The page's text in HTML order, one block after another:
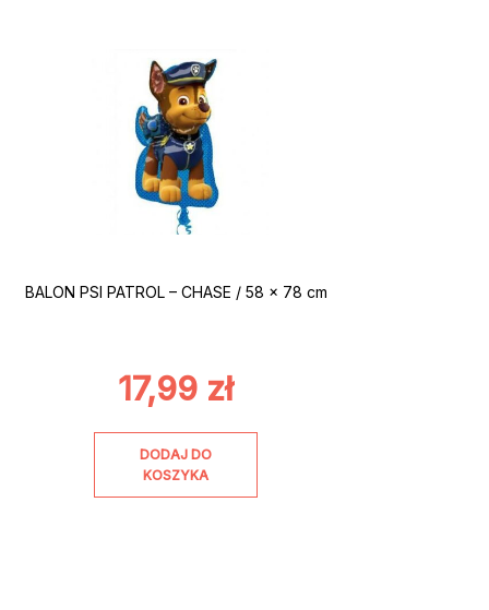
BALON PSI PATROL – CHASE / 58 x 78 cm
17,99 zł
DODAJ DO
KOSZYKA